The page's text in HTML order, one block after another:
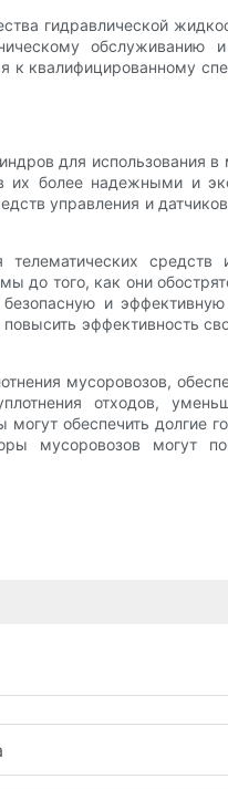
гидравлической
обслуживанию и
квалифицированному
для использования
их более надежными и
управления и
средств
до того, как они
и
эффективность
мусоровозов,
отходов,
могут обеспечить
мусоровозов могут